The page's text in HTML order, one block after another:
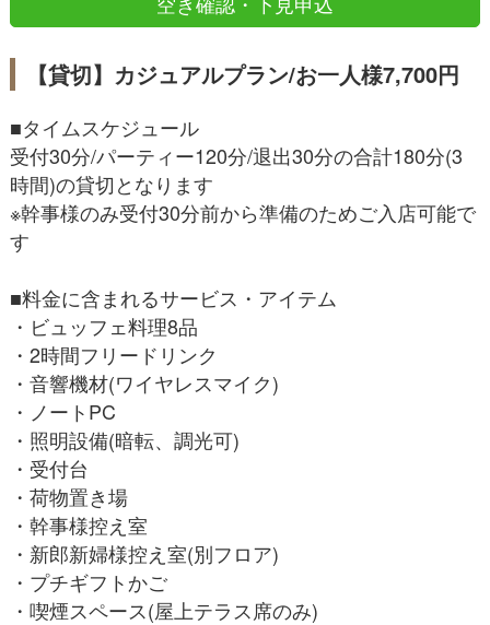
【貸切】カジュアルプラン/お一人様7,700円
■タイムスケジュール
受付30分/パーティー120分/退出30分の合計180分(3
時間)の貸切となります
※幹事様のみ受付30分前から準備のためご入店可能で
す
■料金に含まれるサービス・アイテム
・ビュッフェ料理8品
・2時間フリードリンク
・音響機材(ワイヤレスマイク)
・ノートPC
・照明設備(暗転、調光可)
・受付台
・荷物置き場
・幹事様控え室
・新郎新婦様控え室(別フロア)
・プチギフトかご
・喫煙スペース(屋上テラス席のみ)